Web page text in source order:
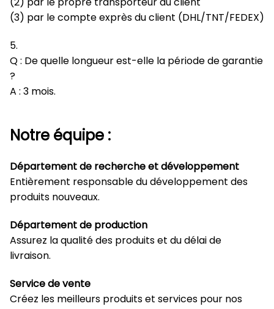
(3) par le compte exprès du client (DHL/TNT/FEDEX)
5.
Q : De quelle longueur est-elle la période de garantie
?
A : 3 mois.
Notre équipe :
Département de recherche et développement
Entièrement responsable du développement des
produits nouveaux.
Département de production
Assurez la qualité des produits et du délai de
livraison.
Service de vente
Créez les meilleurs produits et services pour nos